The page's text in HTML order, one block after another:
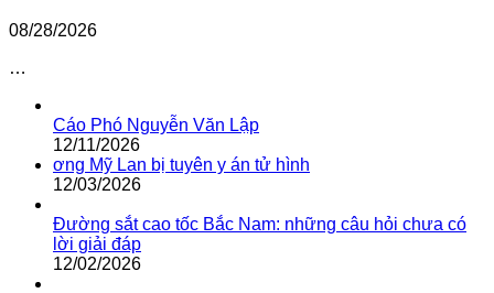
08/28/2026
…
Cáo Phó Nguyễn Văn Lập
12/11/2026
ơng Mỹ Lan bị tuyên y án tử hình
12/03/2026
Đường sắt cao tốc Bắc Nam: những câu hỏi chưa có
lời giải đáp
12/02/2026